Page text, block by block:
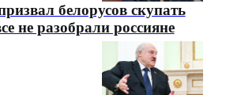
белорусов скупать
не разобрали россияне